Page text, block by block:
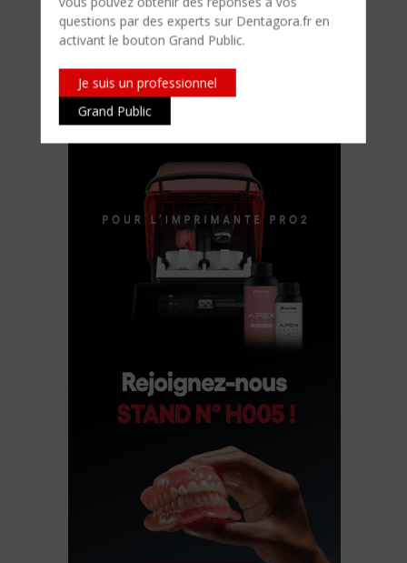
questions par des experts sur Dentagora.fr en
activant le bouton Grand Public.
Je suis un professionnel
Grand Public